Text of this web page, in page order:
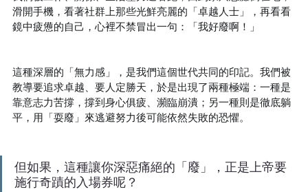
滑開手機，看著社群上那些光鮮亮麗的「卓越人士」，再看看
鏡中疲憊的自己，心裡不禁冒出一句：「我好廢啊！」
這種深層的「無力感」，是我們這個世代共同的印記。我們被
教導要追求卓越、要人定勝天，於是出現了兩種極端：一種是
靠意志力苦撐，撐到身心俱疲、瀕臨崩潰；另一種則是徹底躺
平，用「耍廢」來逃避努力後可能依然失敗的恐懼。
但如果，這種讓你深惡痛絕的「廢」，正是上帝要
施行奇蹟的入場券呢？